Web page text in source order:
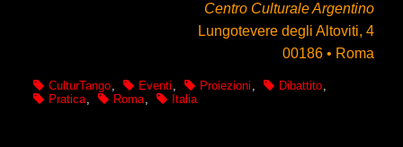
Centro Culturale Argentino
Lungotevere degli Altoviti, 4
00186 • Roma
CulturTango, Eventi , Proiezioni , Dibattito,
Pratica, Roma, Italia